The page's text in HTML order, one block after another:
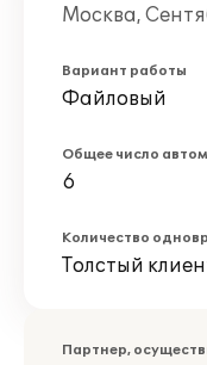
Москва,
Вариант работы
Файловый
Общее число
6
Количество
Толстый
Партнер,